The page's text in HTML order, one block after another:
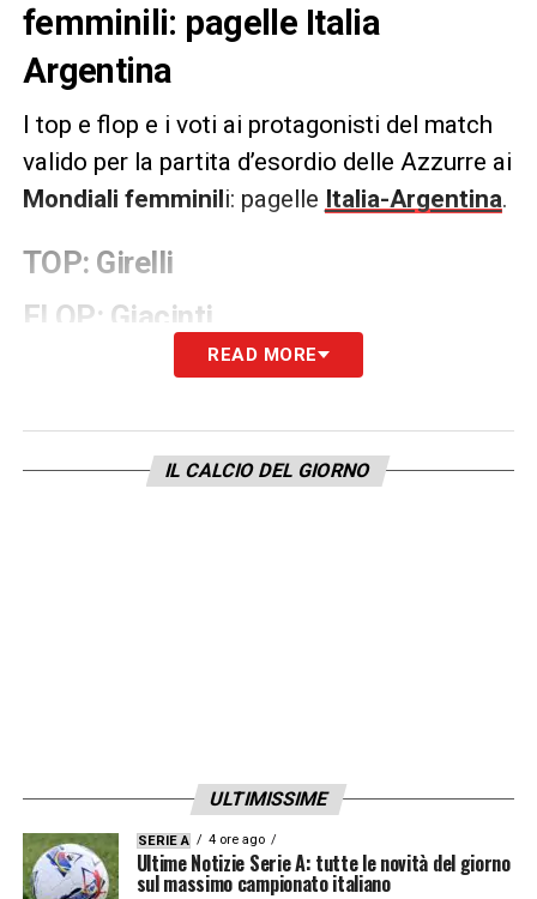
femminili: pagelle Italia
Argentina
I top e flop e i voti ai protagonisti del match
valido per la partita d’esordio delle Azzurre ai
Mondiali femminili: pagelle Italia-Argentina.
TOP: Girelli
FLOP: Giacinti
Italia(4-3-3): Durante 6; Di Guglielmo 6,
Linari 6.5, Salvai 6, Boattin 6.5; Dragoni 5.5
READ MORE
IL CALCIO DEL GIORNO
ULTIMISSIME
SERIE A 4 ore ago
Ultime Notizie Serie A: tutte le novità del giorno
sul massimo campionato italiano